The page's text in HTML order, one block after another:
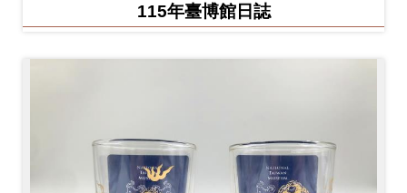
115年臺博館日誌